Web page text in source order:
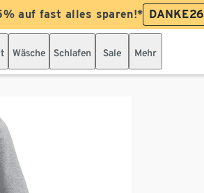
auf fast alles sparen!* DANKE26
Wäsche Schlafen Sale Mehr